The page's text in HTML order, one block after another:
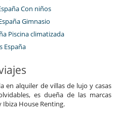
Con niños
Gimnasio
Piscina climatizada
España
en alquiler de villas de lujo y casas
es dueña de las marcas
Ibiza House Renting.